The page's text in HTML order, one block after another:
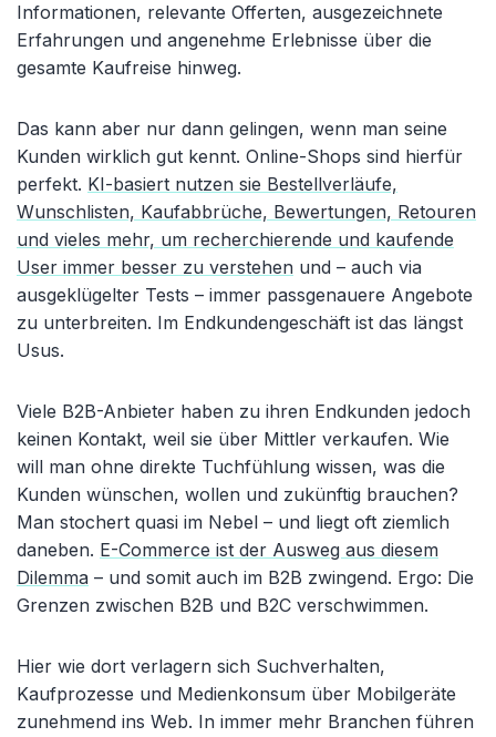
Informationen, relevante Offerten, ausgezeichnete
Erfahrungen und angenehme Erlebnisse über die
gesamte Kaufreise hinweg.
Das kann aber nur dann gelingen, wenn man seine
Kunden wirklich gut kennt. Online-Shops sind hierfür
perfekt. KI-basiert nutzen sie Bestellverläufe,
Wunschlisten, Kaufabbrüche, Bewertungen, Retouren
und vieles mehr, um recherchierende und kaufende
User immer besser zu verstehen und – auch via
ausgeklügelter Tests – immer passgenauere Angebote
zu unterbreiten. Im Endkundengeschäft ist das längst
Usus.
Viele B2B-Anbieter haben zu ihren Endkunden jedoch
keinen Kontakt, weil sie über Mittler verkaufen. Wie
will man ohne direkte Tuchfühlung wissen, was die
Kunden wünschen, wollen und zukünftig brauchen?
Man stochert quasi im Nebel – und liegt oft ziemlich
daneben. E-Commerce ist der Ausweg aus diesem
Dilemma – und somit auch im B2B zwingend. Ergo: Die
Grenzen zwischen B2B und B2C verschwimmen.
Hier wie dort verlagern sich Suchverhalten,
Kaufprozesse und Medienkonsum über Mobilgeräte
zunehmend ins Web. In immer mehr Branchen führen